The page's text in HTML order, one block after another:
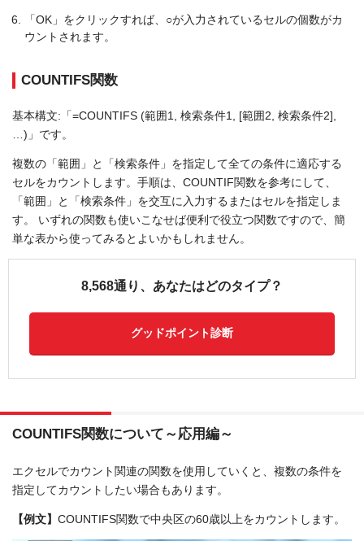
「OK」をクリックすれば、○が入力されているセルの個数がカ
ウントされます。
COUNTIFS関数
基本構文:「=COUNTIFS (範囲1, 検索条件1, [範囲2, 検索条件2],
…)」です。
複数の「範囲」と「検索条件」を指定して全ての条件に適応する
セルをカウントします。手順は、COUNTIF関数を参考にして、
「範囲」と「検索条件」を交互に入力するまたはセルを指定しま
す。 いずれの関数も使いこなせば便利で役立つ関数ですので、簡
単な表から使ってみるとよいかもしれません。
8,568通り、あなたはどのタイプ？
グッドポイント診断
COUNTIFS関数について～応用編～
エクセルでカウント関連の関数を使用していくと、複数の条件を
指定してカウントしたい場合もあります。
【例文】 COUNTIFS関数で中央区の60歳以上をカウントします。